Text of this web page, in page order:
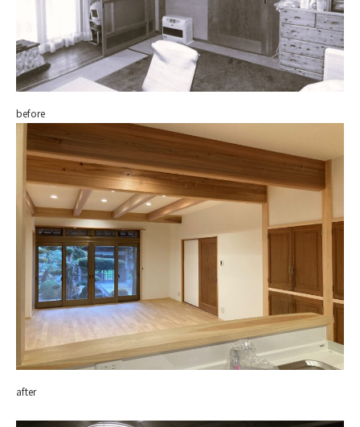
before
after